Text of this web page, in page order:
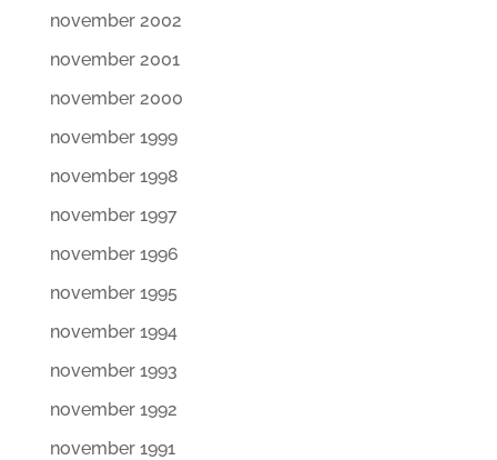
november 2002
november 2001
november 2000
november 1999
november 1998
november 1997
november 1996
november 1995
november 1994
november 1993
november 1992
november 1991